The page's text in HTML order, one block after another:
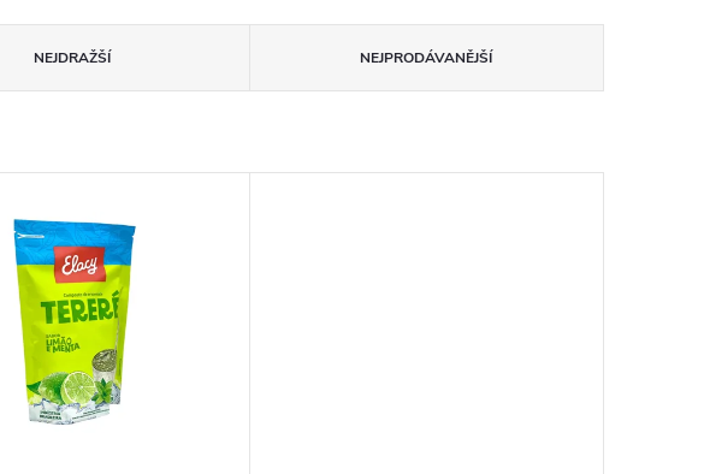
NEJDRAŽŠÍ NEJPRODÁVANĚJŠÍ